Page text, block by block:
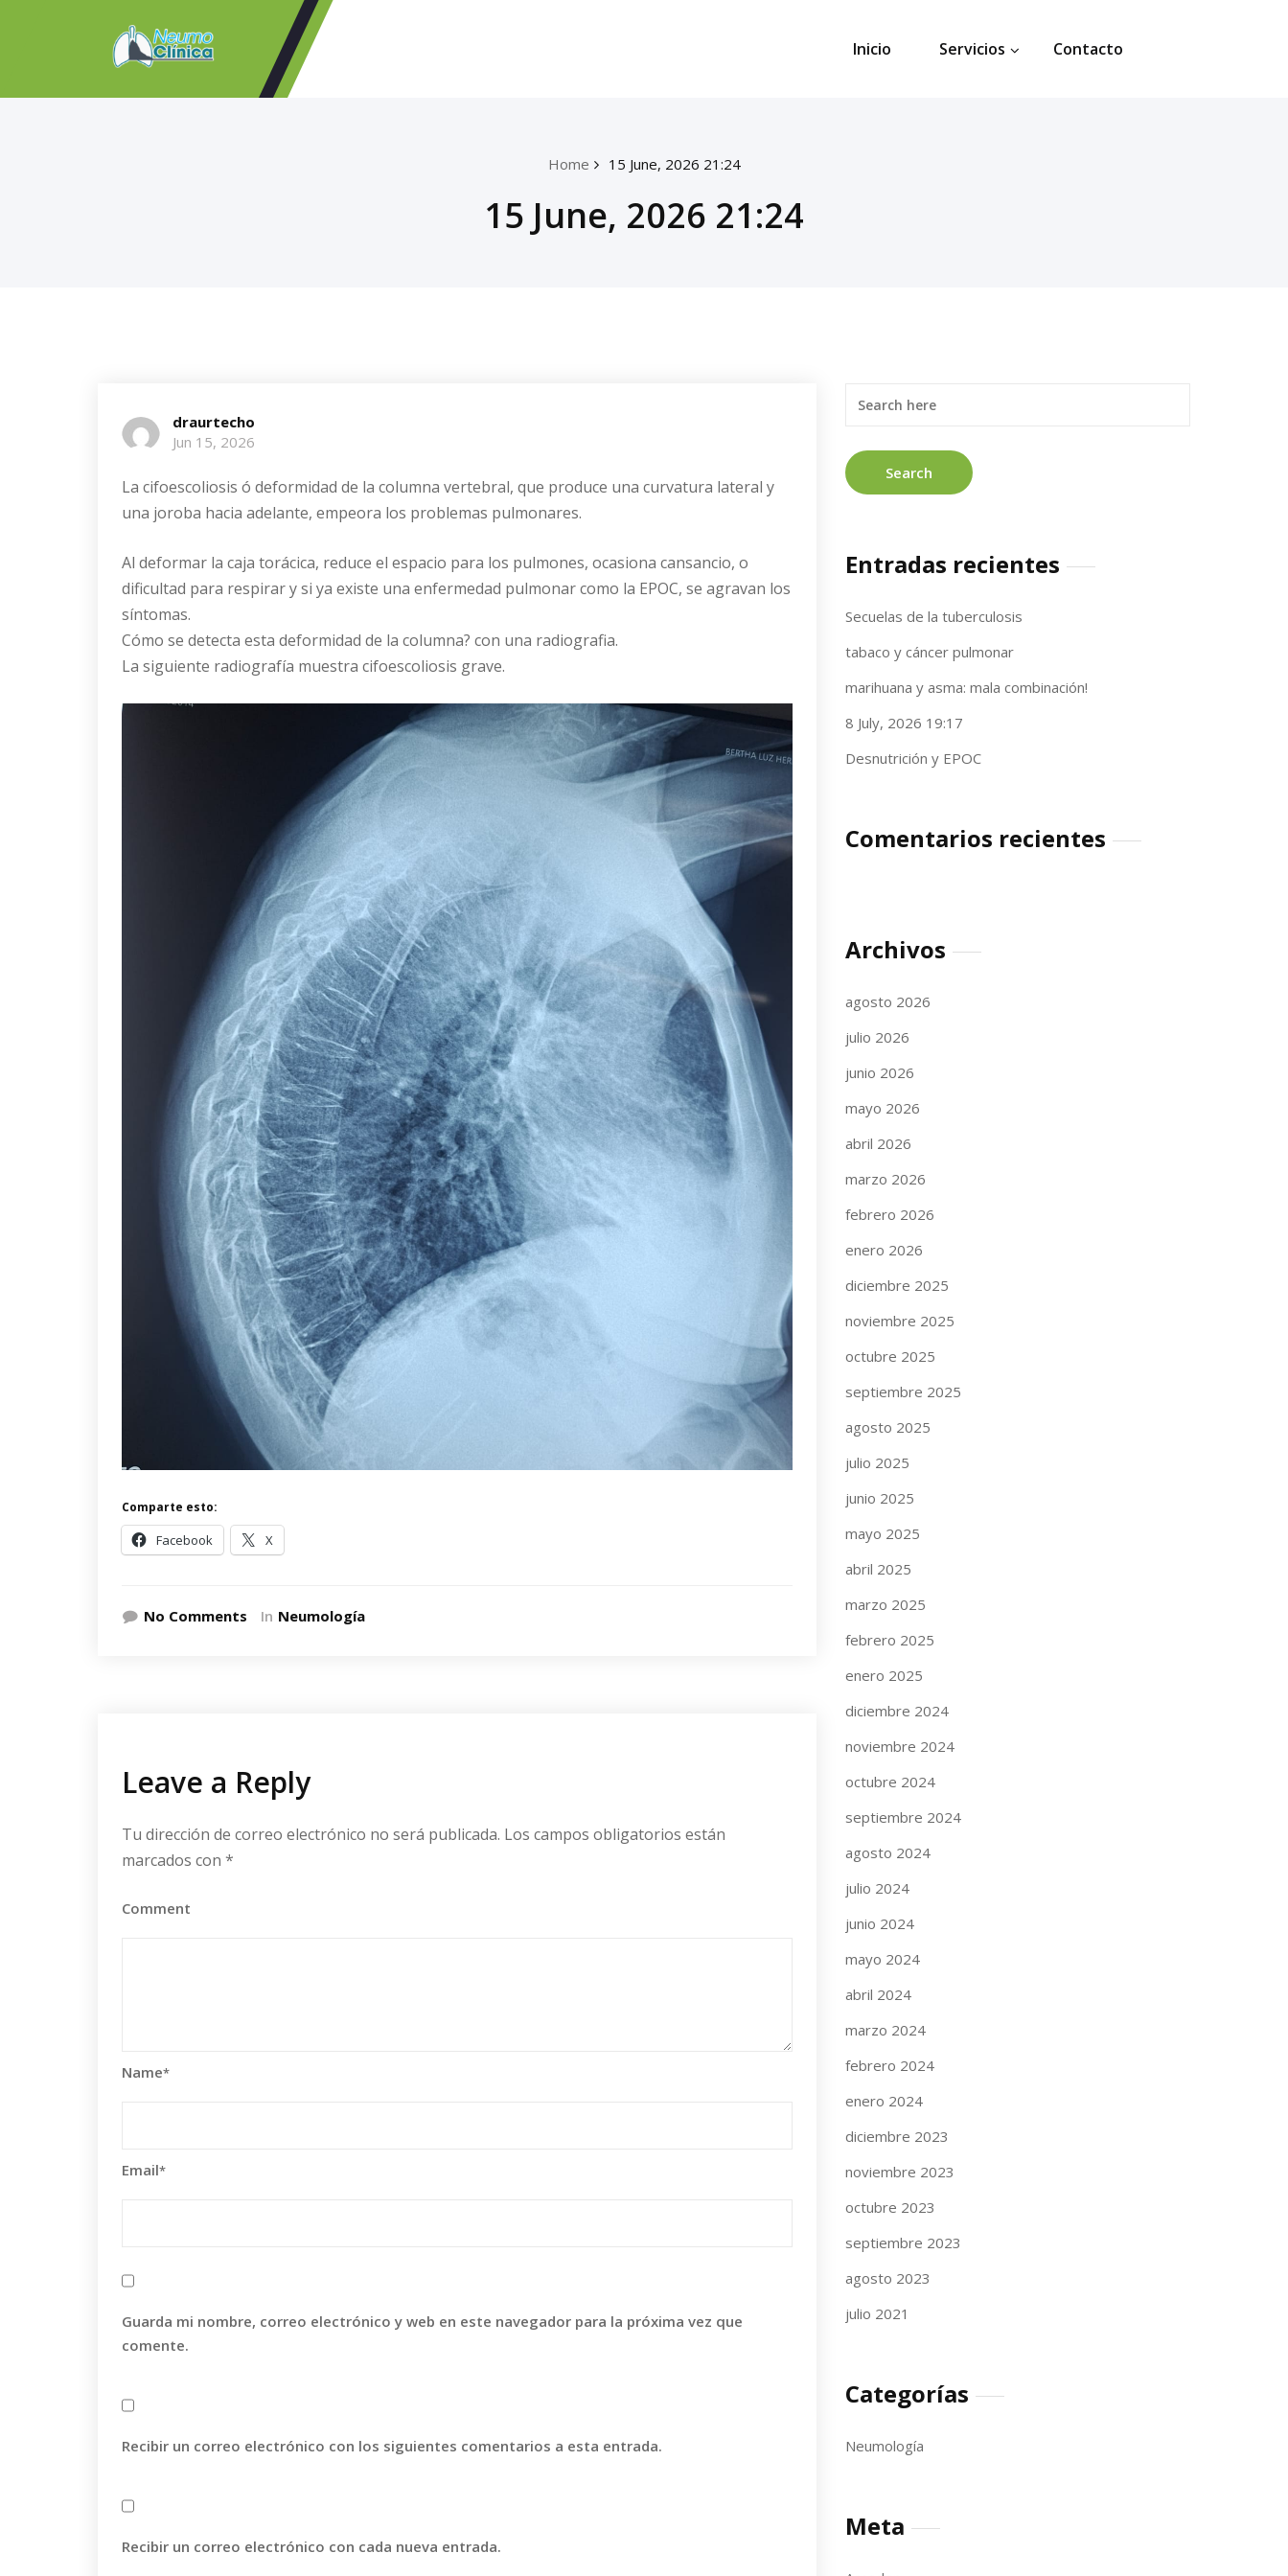
Inicio Servicios Contacto
Home 15 June, 2026 21:24
15 June, 2026 21:24
draurtecho
Jun 15, 2026
La cifoescoliosis ó deformidad de la columna vertebral, que produce una curvatura lateral y
una joroba hacia adelante, empeora los problemas pulmonares.
Al deformar la caja torácica, reduce el espacio para los pulmones, ocasiona cansancio, o
dificultad para respirar y si ya existe una enfermedad pulmonar como la EPOC, se agravan los
síntomas.
Cómo se detecta esta deformidad de la columna? con una radiografia.
La siguiente radiografía muestra cifoescoliosis grave.
Comparte esto:
Facebook X
No Comments In Neumología
Leave a Reply
Tu dirección de correo electrónico no será publicada. Los campos obligatorios están
marcados con *
Comment
Name*
Email*
Guarda mi nombre, correo electrónico y web en este navegador para la próxima vez que
comente.
Recibir un correo electrónico con los siguientes comentarios a esta entrada.
Recibir un correo electrónico con cada nueva entrada.
Entradas recientes
Secuelas de la tuberculosis
tabaco y cáncer pulmonar
marihuana y asma: mala combinación!
8 July, 2026 19:17
Desnutrición y EPOC
Comentarios recientes
Archivos
agosto 2026
julio 2026
junio 2026
mayo 2026
abril 2026
marzo 2026
febrero 2026
enero 2026
diciembre 2025
noviembre 2025
octubre 2025
septiembre 2025
agosto 2025
julio 2025
junio 2025
mayo 2025
abril 2025
marzo 2025
febrero 2025
enero 2025
diciembre 2024
noviembre 2024
octubre 2024
septiembre 2024
agosto 2024
julio 2024
junio 2024
mayo 2024
abril 2024
marzo 2024
febrero 2024
enero 2024
diciembre 2023
noviembre 2023
octubre 2023
septiembre 2023
agosto 2023
julio 2021
Categorías
Neumología
Meta